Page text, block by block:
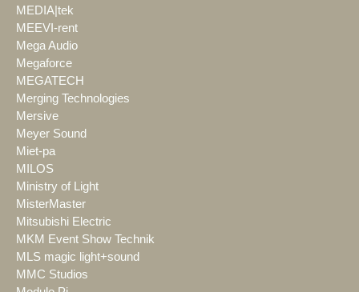
MEDIA|tek
MEEVI-rent
Mega Audio
Megaforce
MEGATECH
Merging Technologies
Mersive
Meyer Sound
Miet-pa
MILOS
Ministry of Light
MisterMaster
Mitsubishi Electric
MKM Event Show Technik
MLS magic light+sound
MMC Studios